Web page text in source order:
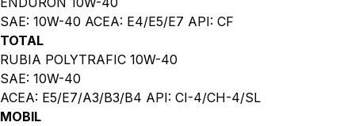
SAE: 10W-40 ACEA: E4/E5/E7 API: CF
TOTAL
RUBIA POLYTRAFIC 10W-40
SAE: 10W-40
ACEA: E5/E7/A3/B3/B4 API: CI-4/CH-4/SL
MOBIL